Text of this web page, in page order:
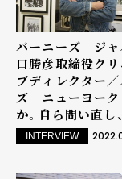
バーニーズ ジャ
口勝彦取締役クリ
ブディレクター
ズ ニューヨーク
か。自ら問い直し
ーソナルな要望に
門店へ
INTERVIEW